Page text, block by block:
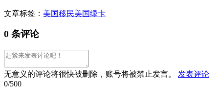
文章标签： 美国移民美国绿卡
0 条评论
无意义的评论将很快被删除，账号将被禁止发言。
发表评论
0/500